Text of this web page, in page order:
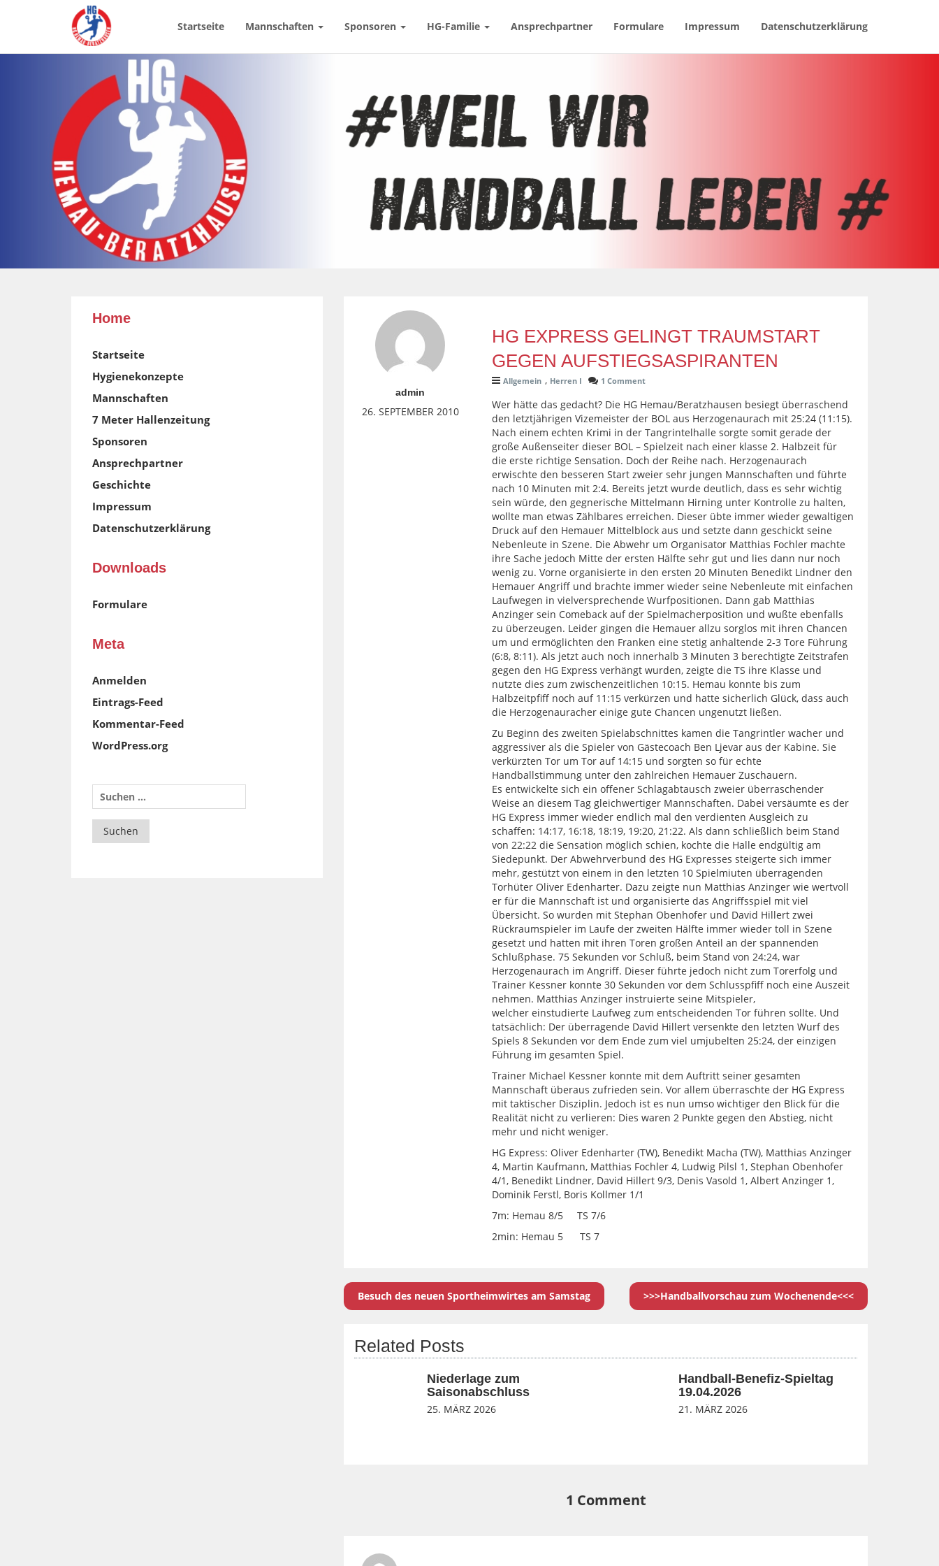
Startseite Mannschaften Sponsoren HG-Familie Ansprechpartner Formulare Impressum Datenschutzerklärung
admin
26. SEPTEMBER 2010
HG EXPRESS GELINGT TRAUMSTART
GEGEN AUFSTIEGSASPIRANTEN
Allgemein , Herren I 1 Comment
Wer hätte das gedacht? Die HG Hemau/Beratzhausen besiegt überraschend
den letztjährigen Vizemeister der BOL aus Herzogenaurach mit 25:24 (11:15).
Nach einem echten Krimi in der Tangrintelhalle sorgte somit gerade der
große Außenseiter dieser BOL – Spielzeit nach einer klasse 2. Halbzeit für
die erste richtige Sensation. Doch der Reihe nach. Herzogenaurach
erwischte den besseren Start zweier sehr jungen Mannschaften und führte
nach 10 Minuten mit 2:4. Bereits jetzt wurde deutlich, dass es sehr wichtig
sein würde, den gegnerische Mittelmann Hirning unter Kontrolle zu halten,
wollte man etwas Zählbares erreichen. Dieser übte immer wieder gewaltigen
Druck auf den Hemauer Mittelblock aus und setzte dann geschickt seine
Nebenleute in Szene. Die Abwehr um Organisator Matthias Fochler machte
ihre Sache jedoch Mitte der ersten Hälfte sehr gut und lies dann nur noch
wenig zu. Vorne organisierte in den ersten 20 Minuten Benedikt Lindner den
Hemauer Angriff und brachte immer wieder seine Nebenleute mit einfachen
Laufwegen in vielversprechende Wurfpositionen. Dann gab Matthias
Anzinger sein Comeback auf der Spielmacherposition und wußte ebenfalls
zu überzeugen. Leider gingen die Hemauer allzu sorglos mit ihren Chancen
um und ermöglichten den Franken eine stetig anhaltende 2-3 Tore Führung
(6:8, 8:11). Als jetzt auch noch innerhalb 3 Minuten 3 berechtigte Zeitstrafen
gegen den HG Express verhängt wurden, zeigte die TS ihre Klasse und
nutzte dies zum zwischenzeitlichen 10:15. Hemau konnte bis zum
Halbzeitpfiff noch auf 11:15 verkürzen und hatte sicherlich Glück, dass auch
die Herzogenauracher einige gute Chancen ungenutzt ließen.
Zu Beginn des zweiten Spielabschnittes kamen die Tangrintler wacher und
aggressiver als die Spieler von Gästecoach Ben Ljevar aus der Kabine. Sie
verkürzten Tor um Tor auf 14:15 und sorgten so für echte
Handballstimmung unter den zahlreichen Hemauer Zuschauern.
Es entwickelte sich ein offener Schlagabtausch zweier überraschender
Weise an diesem Tag gleichwertiger Mannschaften. Dabei versäumte es der
HG Express immer wieder endlich mal den verdienten Ausgleich zu
schaffen: 14:17, 16:18, 18:19, 19:20, 21:22. Als dann schließlich beim Stand
von 22:22 die Sensation möglich schien, kochte die Halle endgültig am
Siedepunkt. Der Abwehrverbund des HG Expresses steigerte sich immer
mehr, gestützt von einem in den letzten 10 Spielmiuten überragenden
Torhüter Oliver Edenharter. Dazu zeigte nun Matthias Anzinger wie wertvoll
er für die Mannschaft ist und organisierte das Angriffsspiel mit viel
Übersicht. So wurden mit Stephan Obenhofer und David Hillert zwei
Rückraumspieler im Laufe der zweiten Hälfte immer wieder toll in Szene
gesetzt und hatten mit ihren Toren großen Anteil an der spannenden
Schlußphase. 75 Sekunden vor Schluß, beim Stand von 24:24, war
Herzogenaurach im Angriff. Dieser führte jedoch nicht zum Torerfolg und
Trainer Kessner konnte 30 Sekunden vor dem Schlusspfiff noch eine Auszeit
nehmen. Matthias Anzinger instruierte seine Mitspieler,
welcher einstudierte Laufweg zum entscheidenden Tor führen sollte. Und
tatsächlich: Der überragende David Hillert versenkte den letzten Wurf des
Spiels 8 Sekunden vor dem Ende zum viel umjubelten 25:24, der einzigen
Führung im gesamten Spiel.
Trainer Michael Kessner konnte mit dem Auftritt seiner gesamten
Mannschaft überaus zufrieden sein. Vor allem überraschte der HG Express
mit taktischer Disziplin. Jedoch ist es nun umso wichtiger den Blick für die
Realität nicht zu verlieren: Dies waren 2 Punkte gegen den Abstieg, nicht
mehr und nicht weniger.
HG Express: Oliver Edenharter (TW), Benedikt Macha (TW), Matthias Anzinger
4, Martin Kaufmann, Matthias Fochler 4, Ludwig Pilsl 1, Stephan Obenhofer
4/1, Benedikt Lindner, David Hillert 9/3, Denis Vasold 1, Albert Anzinger 1,
Dominik Ferstl, Boris Kollmer 1/1
7m: Hemau 8/5 TS 7/6
2min: Hemau 5 TS 7
Besuch des neuen Sportheimwirtes am Samstag >>>Handballvorschau zum Wochenende<<<
Related Posts
Niederlage zum
Saisonabschluss
25. MÄRZ 2026
Handball-Benefiz-Spieltag
19.04.2026
21. MÄRZ 2026
1 Comment
Home
Startseite
Hygienekonzepte
Mannschaften
7 Meter Hallenzeitung
Sponsoren
Ansprechpartner
Geschichte
Impressum
Datenschutzerklärung
Downloads
Formulare
Meta
Anmelden
Eintrags-Feed
Kommentar-Feed
WordPress.org